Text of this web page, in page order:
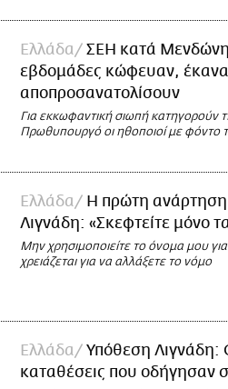
Ελλάδα
ΣΕΗ κατά Μενδώνη
εβδομάδες κώφευαν,
αποπροσανατολίσουν
Για εκκωφαντική σιωπή κατηγορούν
Πρωθυπουργό οι ηθοποιοί με φόντο
Ελλάδα
Η πρώτη ανάρτηση
Λιγνάδη: «Σκεφτείτε μόνο
Μην χρησιμοποιείτε το όνομα μου
χρειάζεται για να αλλάξετε το νόμο
Ελλάδα
Υπόθεση Λιγνάδη:
καταθέσεις που οδήγησαν